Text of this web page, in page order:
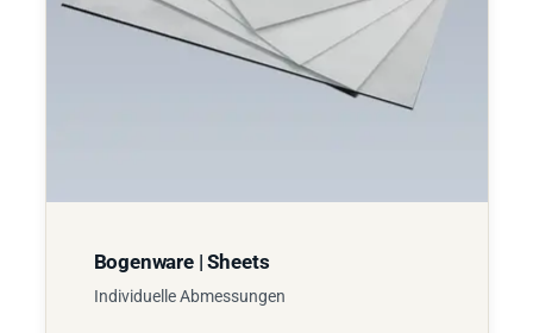
Bogenware | Sheets
Individuelle Abmessungen